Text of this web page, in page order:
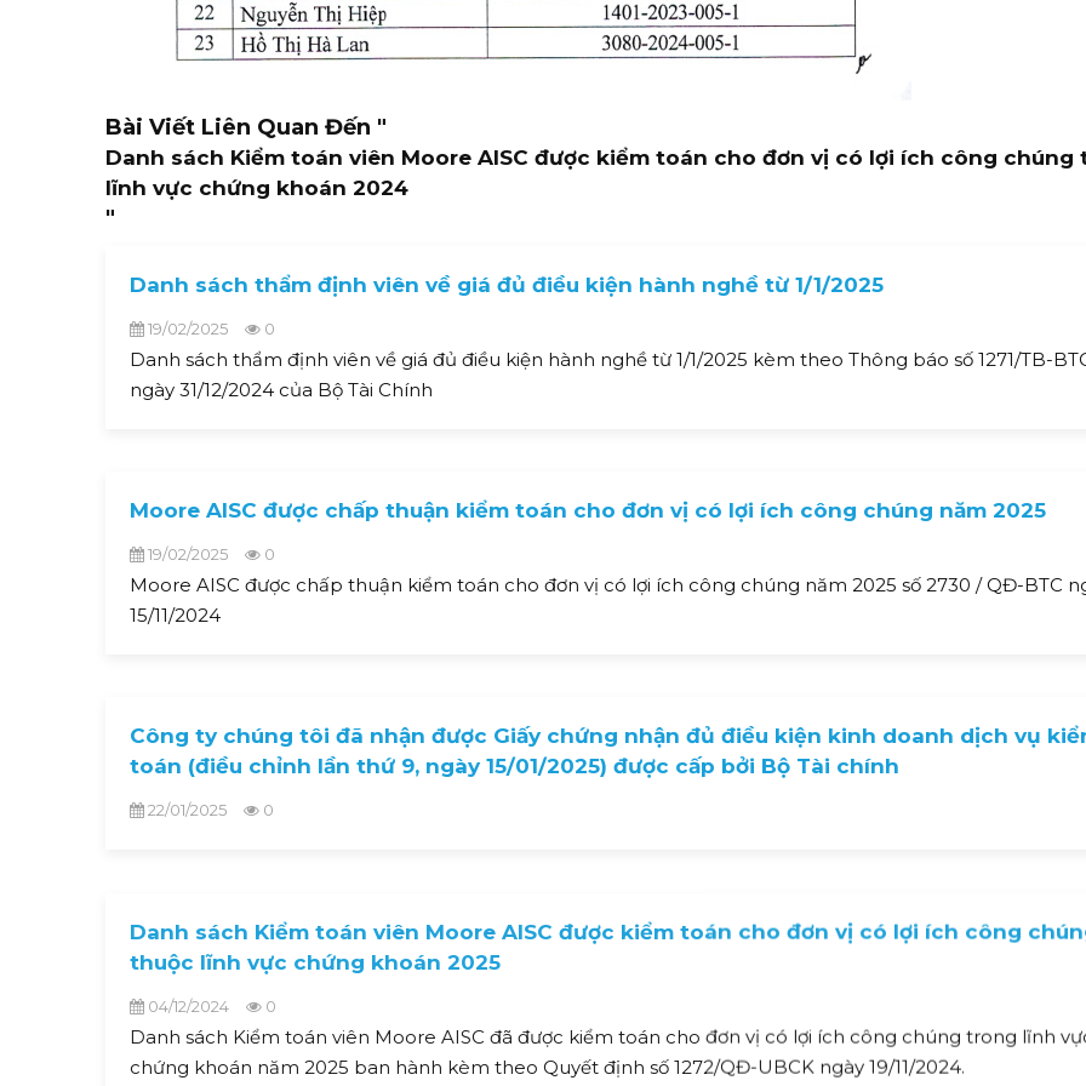
Bài Viết Liên Quan Đến "
Danh sách Kiểm toán viên Moore AISC được kiểm toán cho đơn vị có lợi ích công chúng
lĩnh vực chứng khoán 2024
"
Danh sách thẩm định viên về giá đủ điều kiện hành nghề từ 1/1/2025
19/02/2025 0
Danh sách thẩm định viên về giá đủ điều kiện hành nghề từ 1/1/2025 kèm theo Thông báo số 1271/TB-
ngày 31/12/2024 của Bộ Tài Chính
Moore AISC được chấp thuận kiểm toán cho đơn vị có lợi ích công chúng năm 2025
19/02/2025 0
Moore AISC được chấp thuận kiểm toán cho đơn vị có lợi ích công chúng năm 2025 số 2730 / QĐ-BTC
15/11/2024
Công ty chúng tôi đã nhận được Giấy chứng nhận đủ điều kiện kinh doanh dịch vụ
toán (điều chỉnh lần thứ 9, ngày 15/01/2025) được cấp bởi Bộ Tài chính
22/01/2025 0
Danh sách Kiểm toán viên Moore AISC được kiểm toán cho đơn vị có lợi ích công
thuộc lĩnh vực chứng khoán 2025
04/12/2024 0
Danh sách Kiểm toán viên Moore AISC đã được kiểm toán cho đơn vị có lợi ích công chúng trong lĩnh
chứng khoán năm 2025 ban hành kèm theo Quyết định số 1272/QĐ-UBCK ngày 19/11/2024.